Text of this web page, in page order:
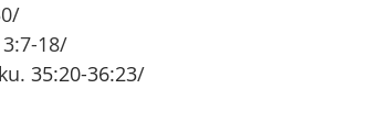
18/
35:20-36:23/